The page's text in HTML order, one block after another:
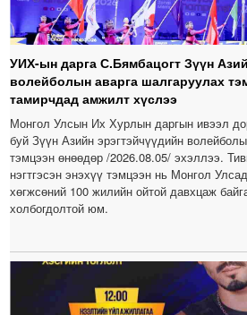
УИХ-ын дарга С.Бямбацогт Зүүн
волейболын аварга шалгаруулах
тамирчдад амжилт хүслээ
Монгол Улсын Их Хурлын даргын ивээл
буй Зүүн Азийн эрэгтэйчүүдийн
тэмцээн өнөөдөр /2026.08.05/ эхэллээ.
нэгтгэсэн энэхүү тэмцээн нь Монгол
хөгжсөний 100 жилийн ойтой давхцаж
холбогдолтой юм.